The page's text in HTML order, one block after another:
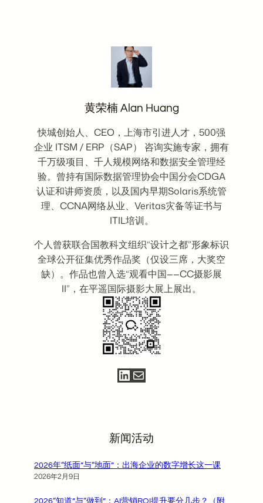
黄荣楠 Alan Huang
快城创始人、CEO，上海市引进人才，500强
企业 ITSM / ERP（SAP） 咨询实施专家，拥有
千万级项目、千人规模网络和数据安全管理经
验。曾持有国际数据管理协会中国分会CDGA
认证和讲师资质，以及国内早期Solaris系统管
理、CCNA网络从业、Veritas灾备等证书与
ITIL培训。
个人曾获联合国教科文组织“设计之都”形象标识
全球公开征集优秀作品奖（仅设三席，大奖空
缺）。作品也曾入选“观看中国——CC摄影展
II”，在平遥国际摄影大展上展出。
LinkedIn 电子邮件
新闻活动
2026年“纸面”与“地面”：出海企业的数字增长这一课
2026年2月9日
2026“知道”与“做到”：AI营销ROI提升要分几步？（附